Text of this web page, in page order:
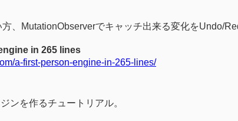
、MutationObserverでキャッチ出来る変化をUndo/
in 265 lines
a-first-person-engine-in-265-lines/
ンを作るチュートリアル。